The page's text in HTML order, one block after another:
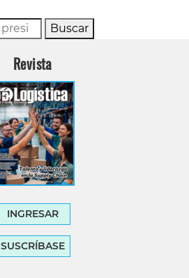
Buscar
Revista
INGRESAR
SUSCRÍBASE